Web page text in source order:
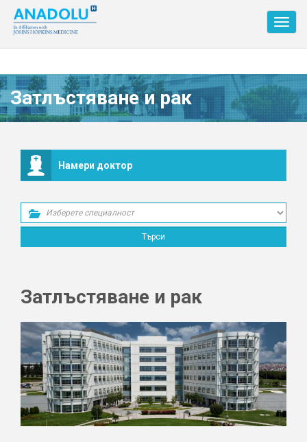
Затлъстяване и рак
Намери доктор
Затлъстяване и рак